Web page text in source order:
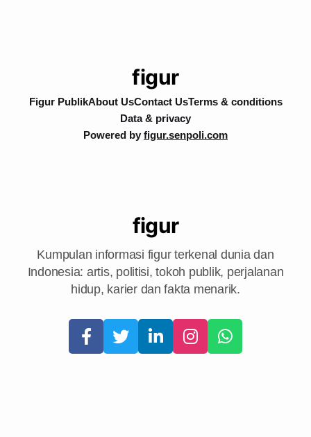
figur
Figur PublikAbout UsContact UsTerms & conditions
Data & privacy
Powered by figur.senpoli.com
figur
Kumpulan informasi figur terkenal dunia dan
Indonesia: artis, politisi, tokoh publik, perjalanan
hidup, karier dan fakta menarik.